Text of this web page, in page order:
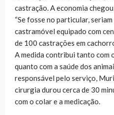
castração. A economia
“Se fosse no particular, seriam
castramóvel equipado com
de 100 castrações em
A medida contribui tanto com
quanto com a saúde dos
responsável pelo serviço,
cirurgia durou cerca de 30
com o colar e a medicação.